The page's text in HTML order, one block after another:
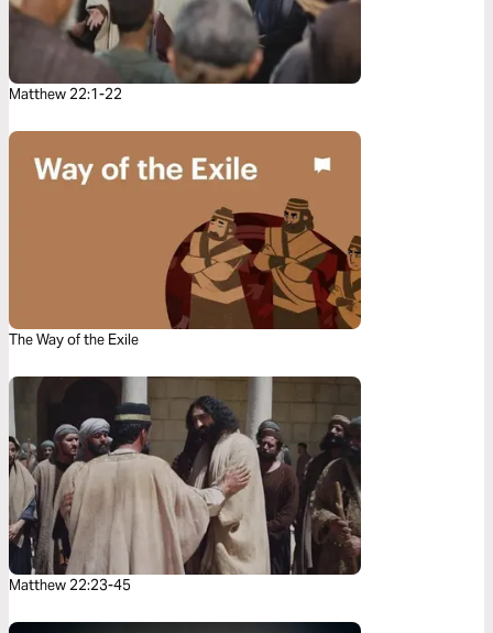
Matthew 22:1-22
The Way of the Exile
Matthew 22:23-45